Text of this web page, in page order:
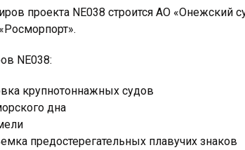
проекта NE038 строится АО «Онежский
NE038:
крупнотоннажных судов
дна
предостерегательных плавучих знаков